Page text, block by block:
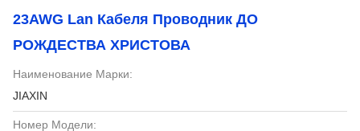
23AWG Lan Кабеля Проводник ДО
РОЖДЕСТВА ХРИСТОВА
Наименование Марки:
JIAXIN
Номер Модели: